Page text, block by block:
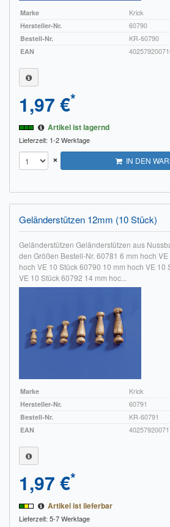
Marke
Krick
Hersteller-Nr.
60790
Bestell-Nr.
KR-60790
EAN
1,97 €*
Artikel ist lagernd
Lieferzeit: 1-2 Werktage
× IN DEN
Geländerstützen 12mm (10 Stück)
Geländerstützen Geländerstützen aus
den Größen Bestell-Nr. 60781 6 mm hoch
hoch VE 10 Stück 60790 10 mm hoch VE 10
VE 10 Stück 60792 14 mm hoc...
Marke
Krick
Hersteller-Nr.
60791
Bestell-Nr.
KR-60791
EAN
1,97 €*
Artikel ist lieferbar
Lieferzeit: 5-7 Werktage